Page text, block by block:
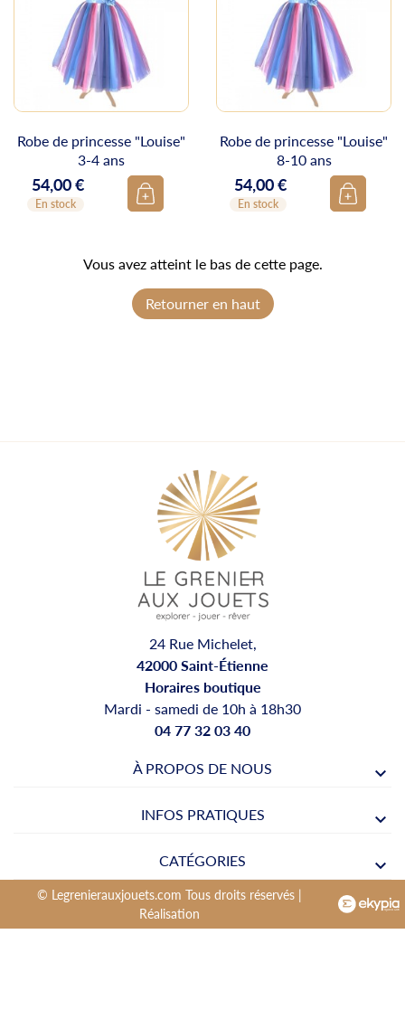
Robe de princesse "Louise"
3-4 ans
Prix
54,00 €
En stock
Robe de princesse "Louise"
8-10 ans
Prix
54,00 €
En stock
Vous avez atteint le bas de cette page.
Retourner en haut
24 Rue Michelet,
42000 Saint-Étienne
Horaires boutique
Mardi - samedi de 10h à 18h30
04 77 32 03 40
À PROPOS DE NOUS
INFOS PRATIQUES
CATÉGORIES
© Legrenierauxjouets.com Tous droits réservés |
Réalisation